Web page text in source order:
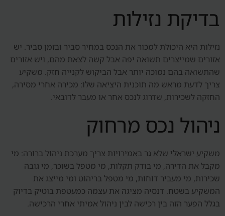
בדיקת נזילות
נזילות היא היכולת למכור את הנכס במחיר סביר ובזמן סביר. יש
אזורים שמייצרים תשואה יפה אבל קשה לצאת מהם, ויש אזורים
שהתשואה בהם נמוכה יותר אבל הביקוש לקנייה חזק. משקיע
צריך לדעת מראש מה תוכנית היציאה שלו: מכירה אחרי מסירה,
החזקה לשכירות, שדרוג לנכס אחר או מעבר לדובאי.
ניהול נכס מרחוק
משקיע ישראלי שלא גר באמירויות צריך מערכת ניהול ברורה: מי
מקבל את הדירה, מי בודק תקלות, מי מטפל בשוכר, מי גובה
שכירות, מי מעביר דוחות, מי מטפל בריהוט ומי מייצג את
המשקיע בשטח. דנסיה מציגה את עצמה כמעטפת בוטיק בדיוק
בגלל הפער הזה בין רכישה לבין ניהול אמיתי אחרי הרכישה.